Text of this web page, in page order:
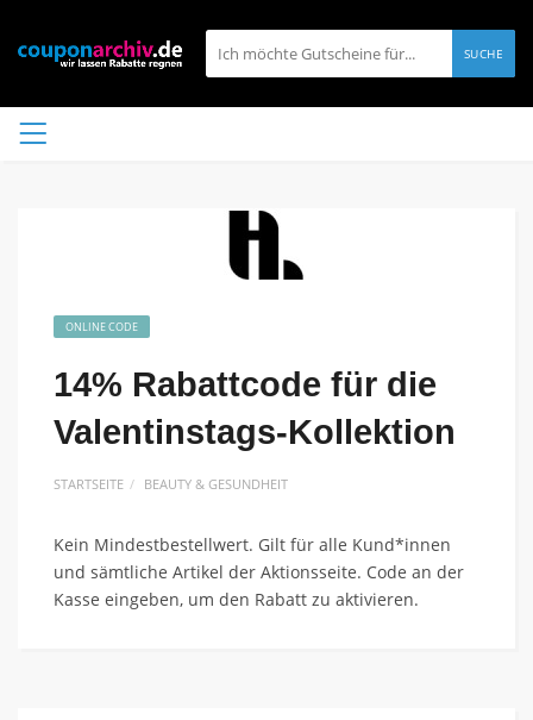
SUCHE
ONLINE CODE
14% Rabattcode für die
Valentinstags-Kollektion
STARTSEITE BEAUTY & GESUNDHEIT
Kein Mindestbestellwert. Gilt für alle Kund*innen
und sämtliche Artikel der Aktionsseite. Code an der
Kasse eingeben, um den Rabatt zu aktivieren.